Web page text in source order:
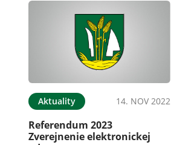
Aktuality 14. NOV 2022
Referendum 2023
Zverejnenie elektronickej